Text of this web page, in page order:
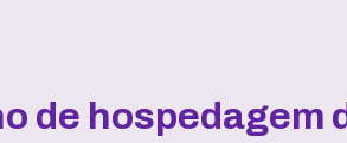
de hospedagem